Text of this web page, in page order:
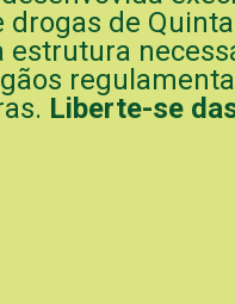
de
estrutura
Liberte-se